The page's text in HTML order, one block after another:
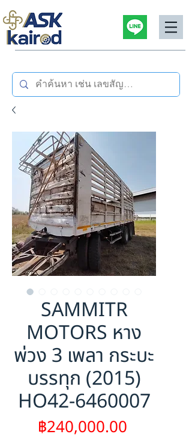
SAMMITR
MOTORS หาง
พ่วง 3 เพลา กระบะ
บรรทุก (2015)
HO42-6460007
฿240,000.00